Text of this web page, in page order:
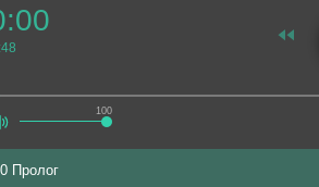
100
Пролог